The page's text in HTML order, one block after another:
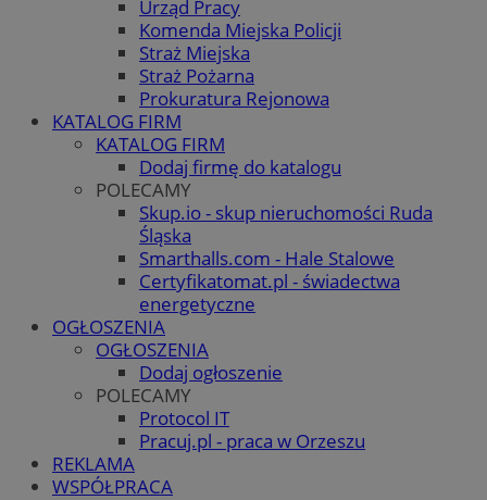
Urząd Pracy
Komenda Miejska Policji
Straż Miejska
Straż Pożarna
Prokuratura Rejonowa
KATALOG FIRM
KATALOG FIRM
Dodaj firmę do katalogu
POLECAMY
Skup.io - skup nieruchomości Ruda
Śląska
Smarthalls.com - Hale Stalowe
Certyfikatomat.pl - świadectwa
energetyczne
OGŁOSZENIA
OGŁOSZENIA
Dodaj ogłoszenie
POLECAMY
Protocol IT
Pracuj.pl - praca w Orzeszu
REKLAMA
WSPÓŁPRACA